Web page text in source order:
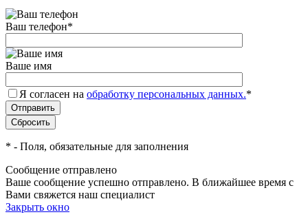
Ваш телефон*
Ваше имя
Я согласен на обработку персональных данных.*
* - Поля, обязательные для заполнения
Сообщение отправлено
Ваше сообщение успешно отправлено. В ближайшее время с
Вами свяжется наш специалист
Закрыть окно